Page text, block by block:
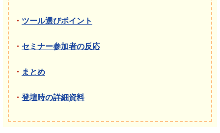
・ ツール選びポイント
・ セミナー参加者の反応
・ まとめ
・ 登壇時の詳細資料